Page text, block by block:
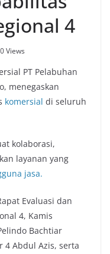
4
Views
PT Pelabuhan
menegaskan
komersial di seluruh
kolaborasi,
layanan yang
jasa.
Evaluasi dan
4, Kamis
Bachtiar
4 Abdul Azis, serta